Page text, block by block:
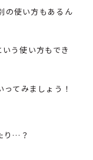
の使い方もあるん
いう使い方もでき
てみましょう！
り…？